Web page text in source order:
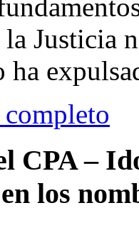
Justicia
ha
CPA –
los